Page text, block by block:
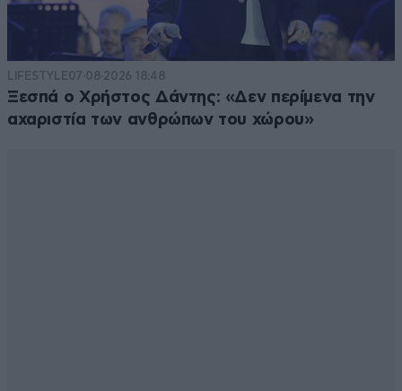
LIFESTYLE07·08·2026 18:48
Ξεσπά ο Χρήστος Δάντης: «Δεν περίμενα την
αχαριστία των ανθρώπων του χώρου»